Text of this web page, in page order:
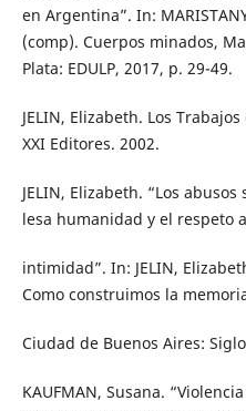
en Argentina”. In:
(comp). Cuerpos minados,
Plata: EDULP, 2017, p. 29-49.
JELIN, Elizabeth. Los
XXI Editores. 2002.
JELIN, Elizabeth. “Los
lesa humanidad y el respeto
intimidad”. In: JELIN,
Como construimos la
Ciudad de Buenos Aires:
KAUFMAN, Susana.